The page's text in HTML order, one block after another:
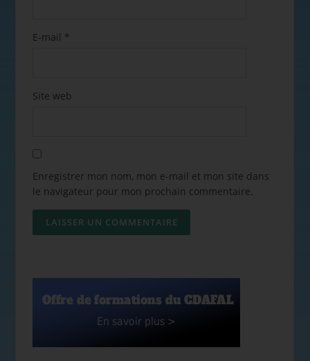
E-mail *
Site web
Enregistrer mon nom, mon e-mail et mon site dans
le navigateur pour mon prochain commentaire.